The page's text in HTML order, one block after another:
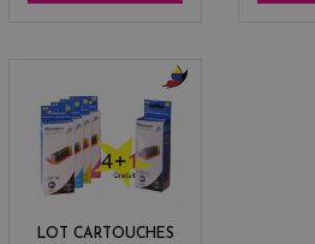
LOT CARTOUCHES
b
l
c
k
3